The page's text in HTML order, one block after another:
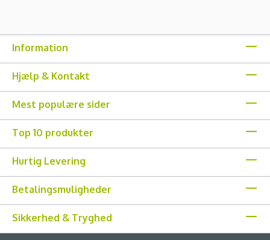
Information
Hjælp & Kontakt
Mest populære sider
Top 10 produkter
Hurtig Levering
Betalingsmuligheder
Sikkerhed & Tryghed